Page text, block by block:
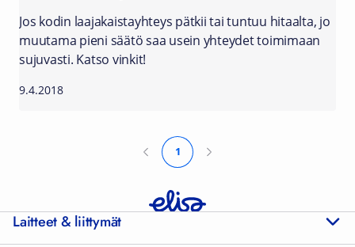
Jos kodin laajakaistayhteys pätkii tai tuntuu hitaalta, jo
muutama pieni säätö saa usein yhteydet toimimaan
sujuvasti. Katso vinkit!
9.4.2018
1
Laitteet & liittymät